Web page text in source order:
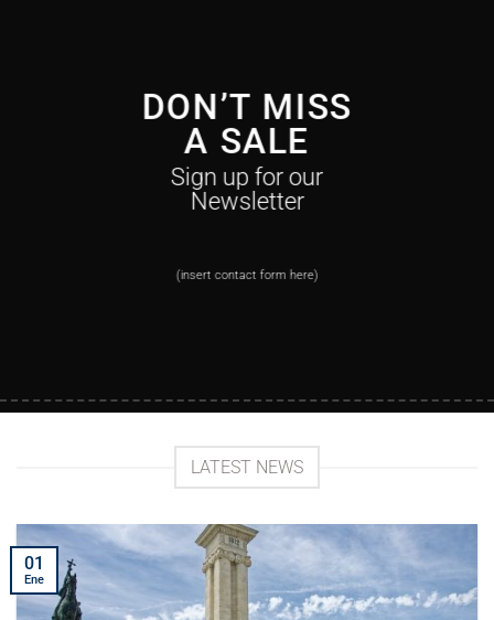
DON’T MISS
A SALE
Sign up for our
Newsletter
(insert contact form here)
LATEST NEWS
01
Ene